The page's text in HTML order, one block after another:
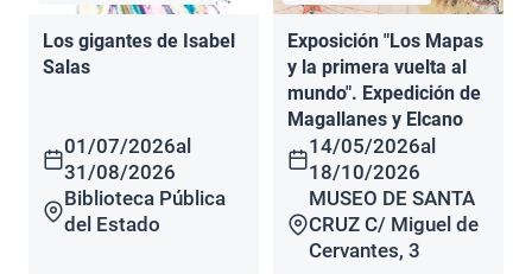
Los gigantes de Isabel
Salas
01/07/2026al
31/08/2026
Biblioteca Pública
del Estado
Exposición "Los Mapas
y la primera vuelta al
mundo". Expedición de
Magallanes y Elcano
14/05/2026al
18/10/2026
MUSEO DE SANTA
CRUZ C/ Miguel de
Cervantes, 3